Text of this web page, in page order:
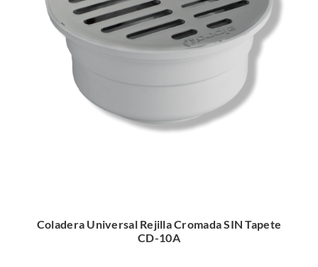
Coladera Universal Rejilla Cromada SIN Tapete
CD-10A